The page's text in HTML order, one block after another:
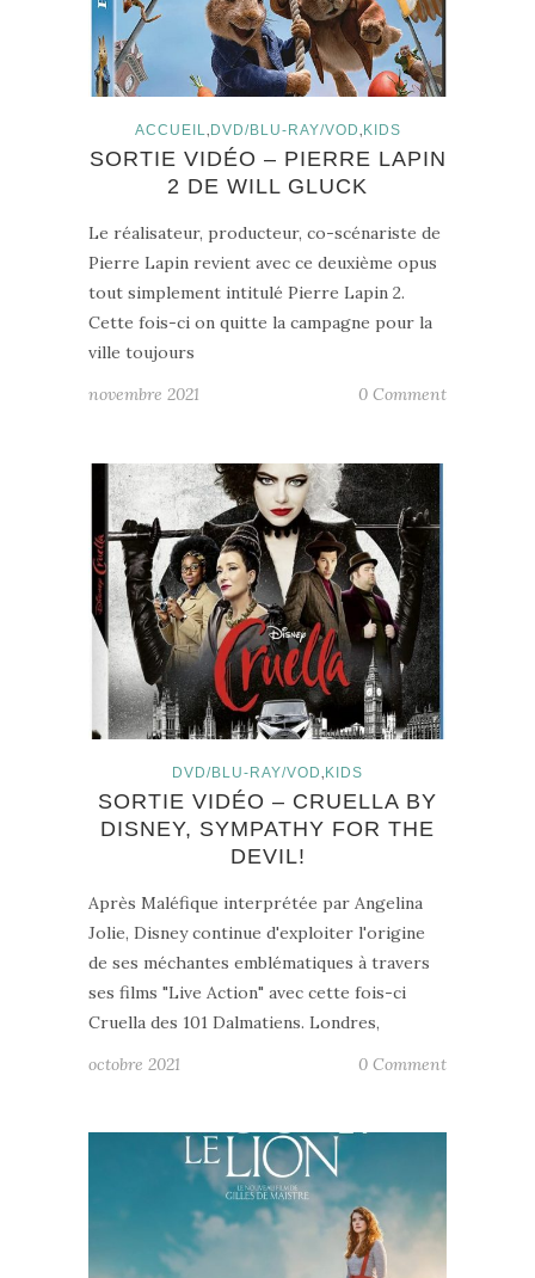
ACCUEIL DVD/BLU-RAY/VOD KIDS
SORTIE VIDÉO – PIERRE LAPIN
2 DE WILL GLUCK
Le réalisateur, producteur, co-scénariste de
Pierre Lapin revient avec ce deuxième opus
tout simplement intitulé Pierre Lapin 2.
Cette fois-ci on quitte la campagne pour la
ville toujours
novembre 2021
0 Comment
DVD/BLU-RAY/VOD KIDS
SORTIE VIDÉO – CRUELLA BY
DISNEY, SYMPATHY FOR THE
DEVIL!
Après Maléfique interprétée par Angelina
Jolie, Disney continue d'exploiter l'origine
de ses méchantes emblématiques à travers
ses films "Live Action" avec cette fois-ci
Cruella des 101 Dalmatiens. Londres,
octobre 2021
0 Comment